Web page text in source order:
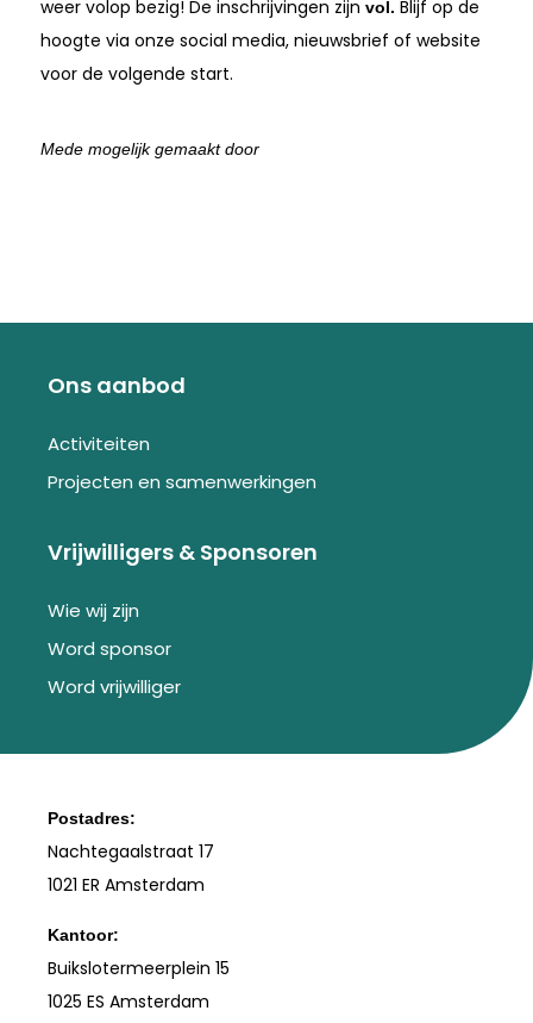
weer volop bezig! De inschrijvingen zijn vol. Blijf op de
hoogte via onze social media, nieuwsbrief of website
voor de volgende start.
Mede mogelijk gemaakt door
Ons aanbod
Activiteiten
Projecten en samenwerkingen
Vrijwilligers & Sponsoren
Wie wij zijn
Word sponsor
Word vrijwilliger
Postadres:
Nachtegaalstraat 17
1021 ER Amsterdam
Kantoor:
Buikslotermeerplein 15
1025 ES Amsterdam